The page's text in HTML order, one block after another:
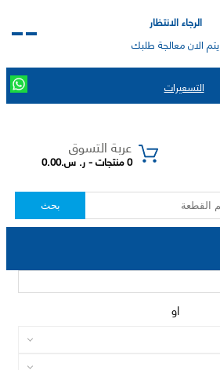
الرجاء الانتظار
يتم الان معالجة طلبك
التسعيرات
عربة التسوق
0 منتجات - ر. س.0.00
بحث
او